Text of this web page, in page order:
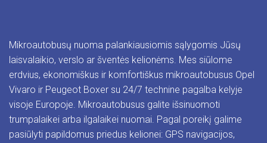
N
Mikroautobusų nuoma palankiausiomis sąlygomis Jūsų
laisvalaikio, verslo ar šventės kelionėms. Mes siūlome
erdvius, ekonomiškus ir komfortiškus mikroautobusus Opel
Vivaro ir Peugeot Boxer su 24/7 technine pagalba kelyje
visoje Europoje. Mikroautobusus galite išsinuomoti
trumpalaikei arba ilgalaikei nuomai. Pagal poreikį galime
pasiūlyti papildomus priedus kelionei: GPS navigacijos,